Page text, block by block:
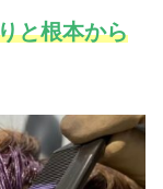
と根本から